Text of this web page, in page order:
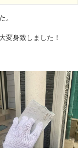
。
変身致しました！